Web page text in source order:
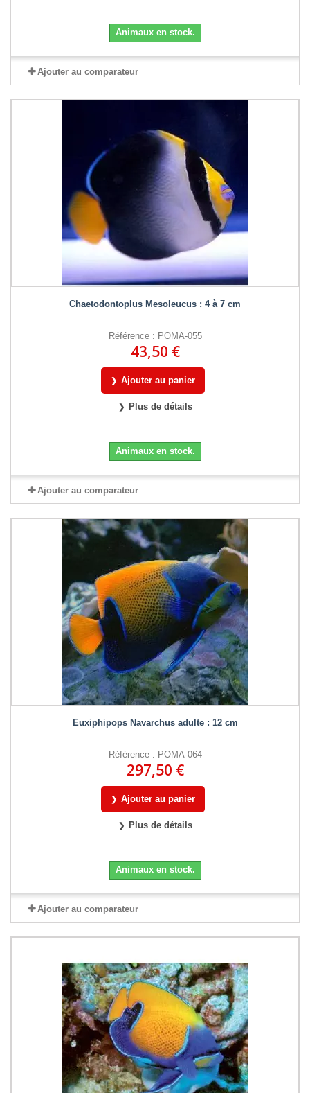
Animaux en stock.
Ajouter au comparateur
Chaetodontoplus Mesoleucus : 4 à 7 cm
Référence : POMA-055
43,50 €
Ajouter au panier
Plus de détails
Animaux en stock.
Ajouter au comparateur
Euxiphipops Navarchus adulte : 12 cm
Référence : POMA-064
297,50 €
Ajouter au panier
Plus de détails
Animaux en stock.
Ajouter au comparateur